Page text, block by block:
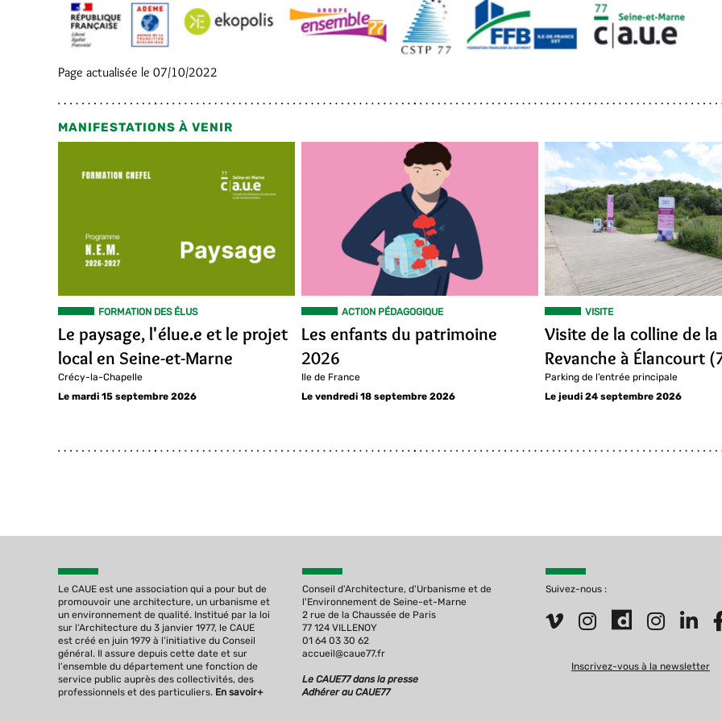
Page actualisée le 07/10/2022
MANIFESTATIONS À VENIR
FORMATION DES ÉLUS
Le paysage, l'élue.e et le projet
local en Seine-et-Marne
Crécy-la-Chapelle
Le mardi 15 septembre 2026
ACTION PÉDAGOGIQUE
Les enfants du patrimoine
2026
Ile de France
Le vendredi 18 septembre 2026
VISITE
Visite de la colline de la
Revanche à Élancourt
Parking de l’entrée principale
Le jeudi 24 septembre 2026
Le CAUE est une association qui a pour but de
promouvoir une architecture, un urbanisme et
un environnement de qualité. Institué par la loi
sur l‘Architecture du 3 janvier 1977, le CAUE
est créé en juin 1979 à l‘initiative du Conseil
général. Il assure depuis cette date et sur
l‘ensemble du département une fonction de
service public auprès des collectivités, des
professionnels et des particuliers. En savoir+
Conseil d'Architecture, d'Urbanisme et de
l'Environnement de Seine-et-Marne
2 rue de la Chaussée de Paris
77 124 VILLENOY
01 64 03 30 62
accueil@caue77.fr
Le CAUE77 dans la presse
Adhérer au CAUE77
Suivez-nous :
Inscrivez-vous à la newsletter